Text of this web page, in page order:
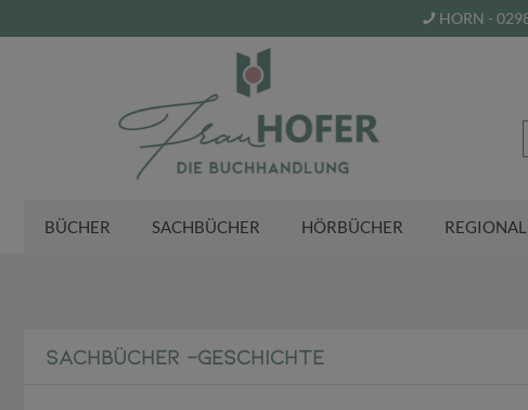
HORN -
BÜCHER SACHBÜCHER HÖRBÜCHER
SACHBÜCHER -GESCHICHTE